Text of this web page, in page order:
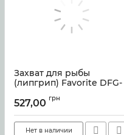
Захват для рыбы
(липгрип) Favorite DFG-
Артикул: 41251
527,00 грн
Нет в наличии